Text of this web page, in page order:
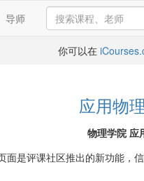
导师
你可以在
应用物
物理学院 应
面是评课社区推出的新功能，